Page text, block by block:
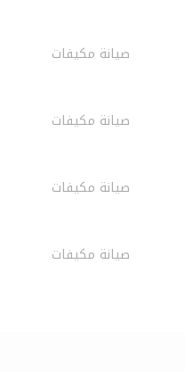
صيانة مكيفات
صيانة مكيفات
صيانة مكيفات
صيانة مكيفات